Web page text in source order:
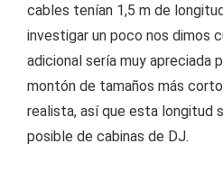
cables tenían 1,5 m de
investigar un poco nos dimos
adicional sería muy apreciada
montón de tamaños más
realista, así que esta longitud
posible de cabinas de DJ.